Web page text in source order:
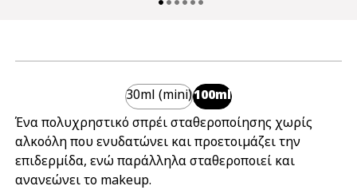
Ένα πολυχρηστικό σπρέι σταθεροποίησης χωρίς
αλκοόλη που ενυδατώνει και προετοιμάζει την
επιδερμίδα, ενώ παράλληλα σταθεροποιεί και
ανανεώνει το makeup.
30ml (mini)100ml